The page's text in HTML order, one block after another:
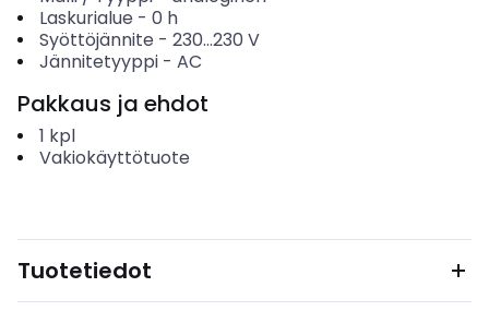
Laskurialue - 0 h
Syöttöjännite - 230...230 V
Jännitetyyppi- AC
Pakkaus ja ehdot
1 kpl
Vakiokäyttötuote
Tuotetiedot